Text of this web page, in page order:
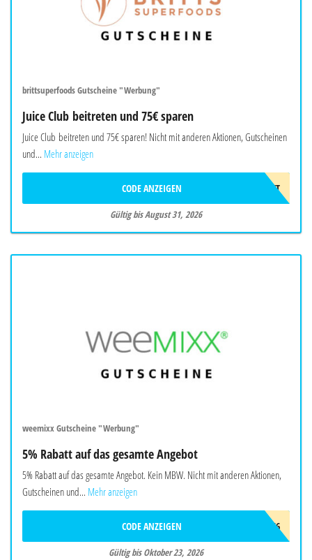
brittsuperfoods Gutscheine "Werbung"
Juice Club beitreten und 75€ sparen
Juice Club beitreten und 75€ sparen! Nicht mit anderen Aktionen, Gutscheinen
und... Mehr anzeigen
75€RABATT
CODE ANZEIGEN
Gültig bis August 31, 2026
weemixx Gutscheine "Werbung"
5% Rabatt auf das gesamte Angebot
5% Rabatt auf das gesamte Angebot. Kein MBW. Nicht mit anderen Aktionen,
Gutscheinen und... Mehr anzeigen
ADC9966
CODE ANZEIGEN
Gültig bis Oktober 23, 2026